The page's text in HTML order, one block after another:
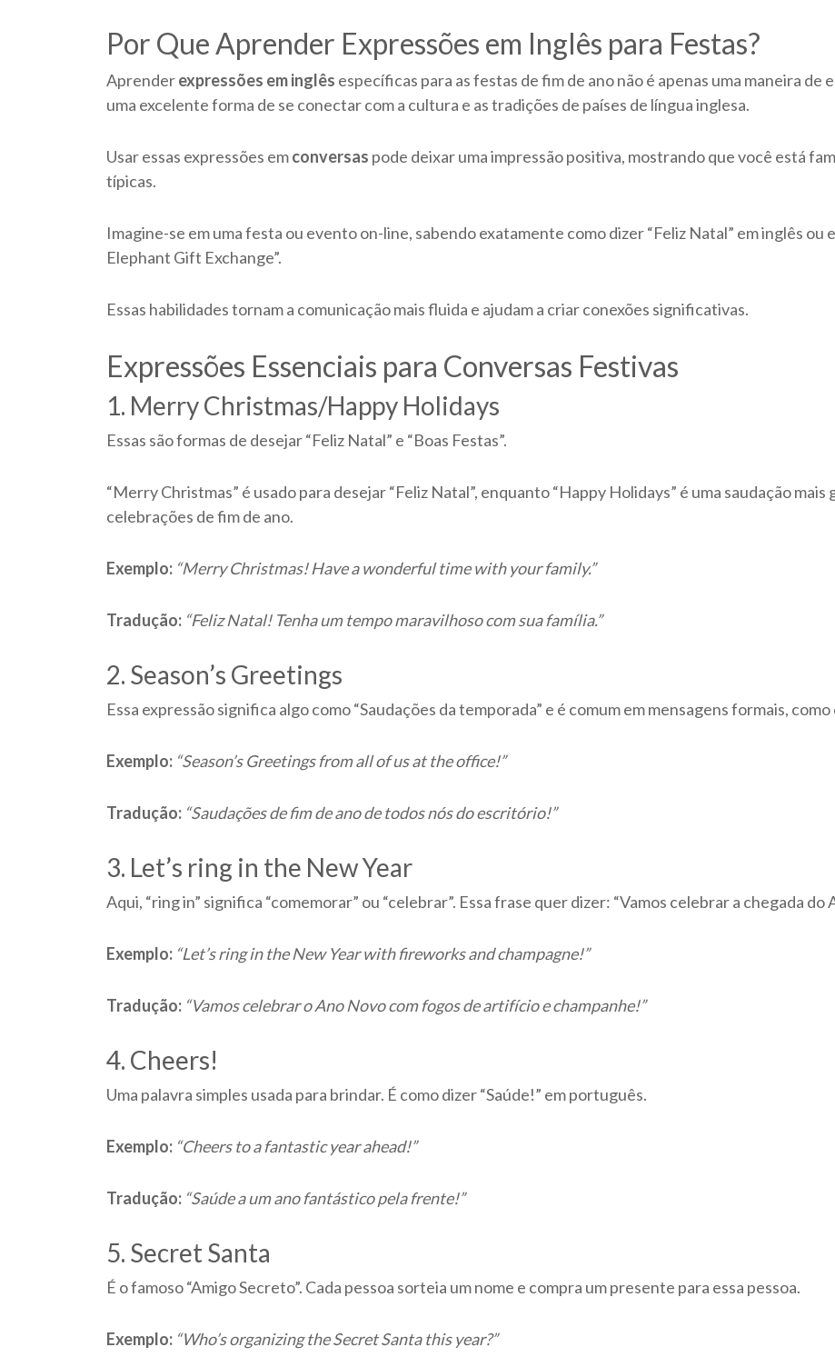
Por Que Aprender Expressões em Inglês para Festas?
Aprenderexpressões em inglês específicas para as festas de fim de ano não é apenas uma maneira
uma excelente forma de se conectar com a cultura e as tradições de países de língua inglesa.
Usar essas expressões emconversas pode deixar uma impressão positiva, mostrando que você está
típicas.
Imagine-se em uma festa ou evento on-line, sabendo exatamente como dizer “Feliz Natal” em inglês
Elephant Gift Exchange”.
Essas habilidades tornam a comunicação mais fluida e ajudam a criar conexões significativas.
Expressões Essenciais para Conversas Festivas
1. Merry Christmas/Happy Holidays
Essas são formas de desejar “Feliz Natal” e “Boas Festas”.
“Merry Christmas” é usado para desejar “Feliz Natal”, enquanto “Happy Holidays” é uma saudação
celebrações de fim de ano.
Exemplo: “Merry Christmas! Have a wonderful time with your family.”
Tradução: “Feliz Natal! Tenha um tempo maravilhoso com sua família.”
2. Season’s Greetings
Essa expressão significa algo como “Saudações da temporada” e é comum em mensagens formais,
Exemplo: “Season’s Greetings from all of us at the office!”
Tradução: “Saudações de fim de ano de todos nós do escritório!”
3. Let’s ring in the New Year
Aqui, “ring in” significa “comemorar” ou “celebrar”. Essa frase quer dizer: “Vamos celebrar a chegada do
Exemplo: “Let’s ring in the New Year with fireworks and champagne!”
Tradução: “Vamos celebrar o Ano Novo com fogos de artifício e champanhe!”
4. Cheers!
Uma palavra simples usada para brindar. É como dizer “Saúde!” em português.
Exemplo: “Cheers to a fantastic year ahead!”
Tradução: “Saúde a um ano fantástico pela frente!”
5. Secret Santa
É o famoso “Amigo Secreto”. Cada pessoa sorteia um nome e compra um presente para essa pessoa.
Exemplo: “Who’s organizing the Secret Santa this year?”